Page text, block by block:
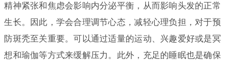
精神紧张和焦虑会影响内分泌平衡，从而影响头发的正常
生长。因此，学会合理调节心态，减轻心理负担，对于预
防斑秃至关重要。可以通过适量的运动、兴趣爱好或是冥
想和瑜伽等方式来缓解压力。此外，充足的睡眠也是确保